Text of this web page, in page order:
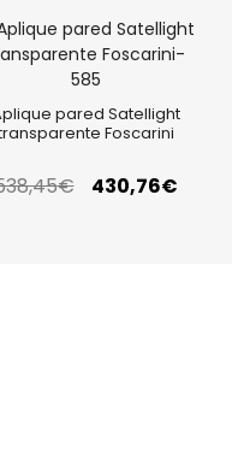
pared Satellight
Foscarini
€ 430,76€